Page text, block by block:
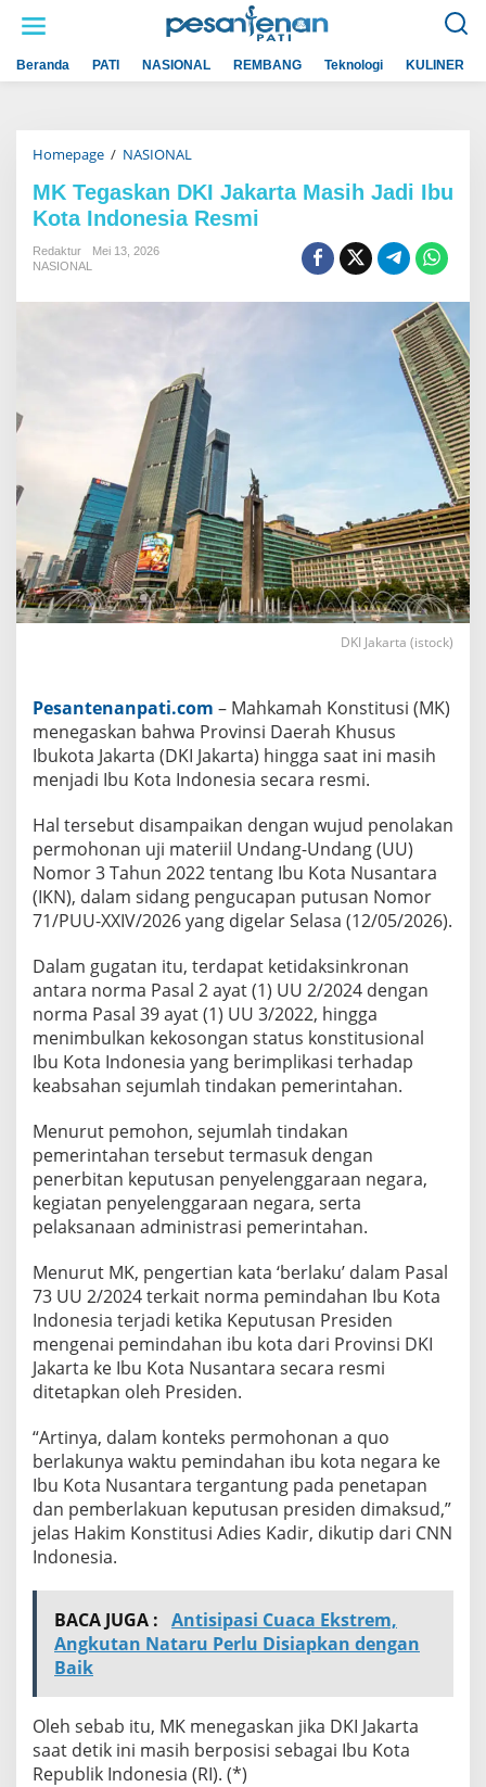
Beranda PATI NASIONAL REMBANG Teknologi KULINER
Homepage / NASIONAL
T
e
g
n
a
k
a
M
a
s
i
h
J
a
d
i
I
t
a
I
d
o
e
s
i
a
e
s
MK Tegaskan DKI Jakarta Masih Jadi Ibu
Kota Indonesia Resmi
Redaktur
Mei 13, 2026
NASIONAL
DKI Jakarta (istock)
Pesantenanpati.com – Mahkamah Konstitusi (MK)
menegaskan bahwa Provinsi Daerah Khusus
Ibukota Jakarta (DKI Jakarta) hingga saat ini masih
menjadi Ibu Kota Indonesia secara resmi.
Hal tersebut disampaikan dengan wujud penolakan
permohonan uji materiil Undang-Undang (UU)
Nomor 3 Tahun 2022 tentang Ibu Kota Nusantara
(IKN), dalam sidang pengucapan putusan Nomor
71/PUU-XXIV/2026 yang digelar Selasa (12/05/2026).
Dalam gugatan itu, terdapat ketidaksinkronan
antara norma Pasal 2 ayat (1) UU 2/2024 dengan
norma Pasal 39 ayat (1) UU 3/2022, hingga
menimbulkan kekosongan status konstitusional
Ibu Kota Indonesia yang berimplikasi terhadap
keabsahan sejumlah tindakan pemerintahan.
Menurut pemohon, sejumlah tindakan
pemerintahan tersebut termasuk dengan
penerbitan keputusan penyelenggaraan negara,
kegiatan penyelenggaraan negara, serta
pelaksanaan administrasi pemerintahan.
Menurut MK, pengertian kata ‘berlaku’ dalam Pasal
73 UU 2/2024 terkait norma pemindahan Ibu Kota
Indonesia terjadi ketika Keputusan Presiden
mengenai pemindahan ibu kota dari Provinsi DKI
Jakarta ke Ibu Kota Nusantara secara resmi
ditetapkan oleh Presiden.
“Artinya, dalam konteks permohonan a quo
berlakunya waktu pemindahan ibu kota negara ke
Ibu Kota Nusantara tergantung pada penetapan
dan pemberlakuan keputusan presiden dimaksud,”
jelas Hakim Konstitusi Adies Kadir, dikutip dari CNN
Indonesia.
BACA JUGA : Antisipasi Cuaca Ekstrem,
Angkutan Nataru Perlu Disiapkan dengan
Baik
Oleh sebab itu, MK menegaskan jika DKI Jakarta
saat detik ini masih berposisi sebagai Ibu Kota
Republik Indonesia (RI). (*)